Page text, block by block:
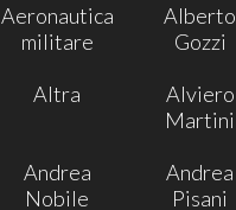
Aeronautica
militare
Alberto
Gozzi
Altra
Alviero
Martini
Andrea
Nobile
Andrea
Pisani